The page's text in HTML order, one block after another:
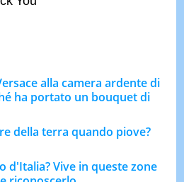
alla camera ardente di
ha portato un bouquet di
della terra quando piove?
d'Italia? Vive in queste zone